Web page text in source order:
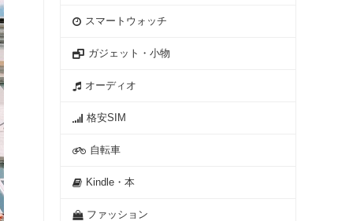
スマートウォッチ
ガジェット・小物
オーディオ
格安SIM
自転車
Kindle・本
ファッション